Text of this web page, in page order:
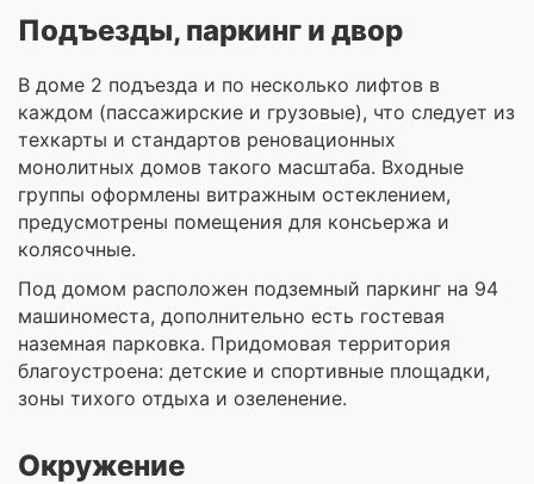
Подъезды, паркинг и двор
В доме 2 подъезда и по несколько лифтов в
каждом (пассажирские и грузовые), что следует из
техкарты и стандартов реновационных
монолитных домов такого масштаба. Входные
группы оформлены витражным остеклением,
предусмотрены помещения для консьержа и
колясочные.
Под домом расположен подземный паркинг на 94
машиноместа, дополнительно есть гостевая
наземная парковка. Придомовая территория
благоустроена: детские и спортивные площадки,
зоны тихого отдыха и озеленение.
Окружение